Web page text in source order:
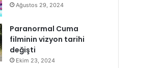
Ağustos 29, 2024
Paranormal Cuma
filminin vizyon tarihi
değişti
Ekim 23, 2024